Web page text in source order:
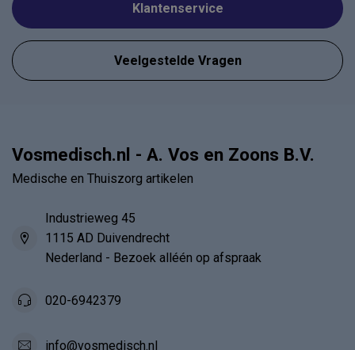
Klantenservice
Veelgestelde Vragen
Vosmedisch.nl - A. Vos en Zoons B.V.
Medische en Thuiszorg artikelen
Industrieweg 45
1115 AD Duivendrecht
Nederland - Bezoek alléén op afspraak
020-6942379
info@vosmedisch.nl